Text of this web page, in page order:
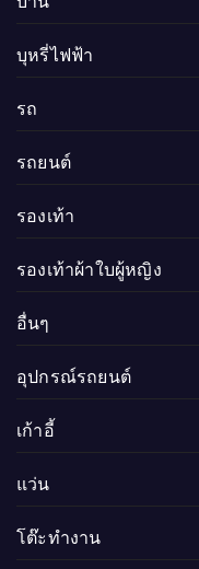
บุหรี่ไฟฟ้า
รถ
รถยนต์
รองเท้า
รองเท้าผ้าใบผู้หญิง
อื่นๆ
อุปกรณ์รถยนต์
เก้าอี้
แว่น
โต๊ะทำงาน